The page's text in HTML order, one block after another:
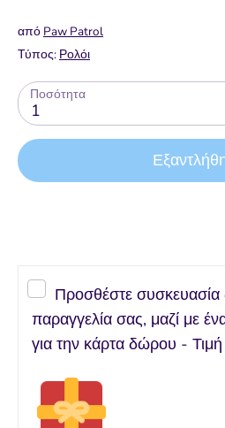
από Paw Patrol
Τύπος: Ρολόι
Ποσότητα
1
Προσθέστε
παραγγελία σας, μαζί με
για την κάρτα δώρου - Τιμή